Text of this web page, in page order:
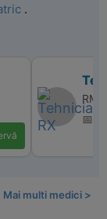
.
📅
Mai multi medici >